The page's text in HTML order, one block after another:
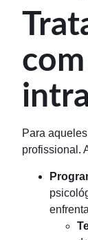
Para
profissional.